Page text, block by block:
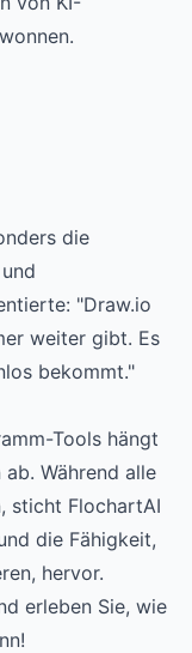
die
"Draw.io
weiter gibt. Es
bekommt."
Tools hängt
Während alle
sticht FlochartAI
die Fähigkeit,
hervor.
erleben Sie, wie